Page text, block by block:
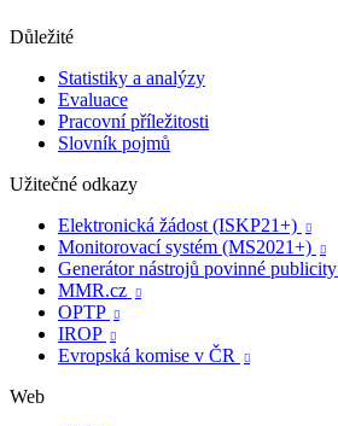
Důležité
Statistiky a analýzy
Evaluace
Pracovní příležitosti
Slovník pojmů
Užitečné odkazy
Elektronická žádost (ISKP21+)

Monitorovací systém (MS2021+) 
Generátor nástrojů povinné publicity
MMR.cz 
OPTP 
IROP 
Evropská komise v ČR 
Web